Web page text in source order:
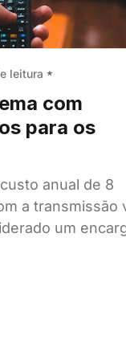
leitura
com
para os
anual de 8
a transmissão
um
gera